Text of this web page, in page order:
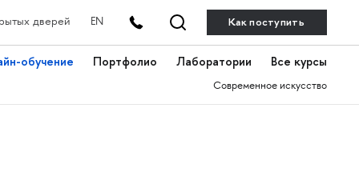
дверей EN Как поступить
обучение Портфолио Лаборатории Все курсы
Современное искусство